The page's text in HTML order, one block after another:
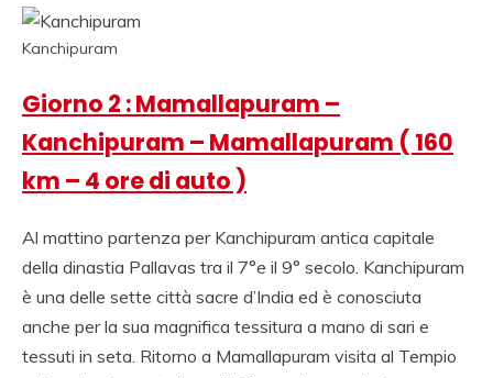
NOLEGGIO
MACCHINA
RAJASTHAN,
VIAGGIO ALLE INDE,
PALACE ON WHEELS,
AGENZIA AND
VIAGGIO INDIA AND
ITALIA AND INDIA,
AGENZIA VIAGGIO
Kanchipuram
Giorno 2 : Mamallapuram –
Kanchipuram – Mamallapuram ( 160
km – 4 ore di auto )
Al mattino partenza per Kanchipuram antica capitale
della dinastia Pallavas tra il 7°e il 9° secolo. Kanchipuram
è una delle sette città sacre d’India ed è conosciuta
anche per la sua magnifica tessitura a mano di sari e
tessuti in seta. Ritorno a Mamallapuram visita al Tempio